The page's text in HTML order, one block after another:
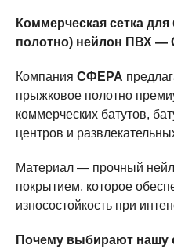
Коммерческая сетка
полотно) нейлон ПВХ
Компания СФЕРА
прыжковое полотно
коммерческих батутов,
центров и
Материал — прочный
покрытием, которое
износостойкость при
Почему выбирают нашу